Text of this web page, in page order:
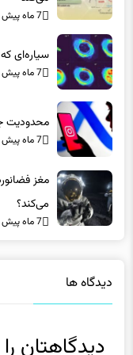
7 ماه پیش
سیاره‌ای
7 ماه پیش
محدودیت
7 ماه پیش
مغز
می‌کند؟
7 ماه پیش
دیدگاه ها
دیدگاهتان